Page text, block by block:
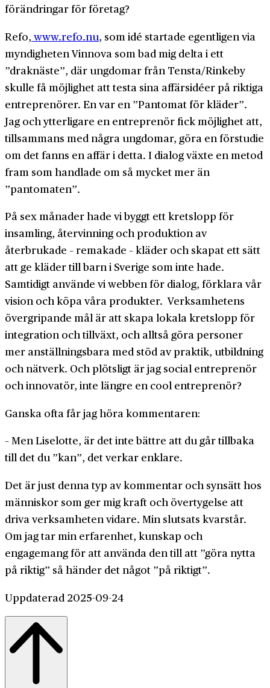
förändringar för företag?
Refo, www.refo.nu, som idé startade egentligen via
myndigheten Vinnova som bad mig delta i ett
”draknäste”, där ungdomar från Tensta/Rinkeby
skulle få möjlighet att testa sina affärsidéer på riktiga
entreprenörer. En var en ”Pantomat för kläder”.
Jag och ytterligare en entreprenör fick möjlighet att,
tillsammans med några ungdomar, göra en förstudie
om det fanns en affär i detta. I dialog växte en metod
fram som handlade om så mycket mer än
”pantomaten”.
På sex månader hade vi byggt ett kretslopp för
insamling, återvinning och produktion av
återbrukade – remakade – kläder och skapat ett sätt
att ge kläder till barn i Sverige som inte hade.
Samtidigt använde vi webben för dialog, förklara vår
vision och köpa våra produkter. Verksamhetens
övergripande mål är att skapa lokala kretslopp för
integration och tillväxt, och alltså göra personer
mer anställningsbara med stöd av praktik, utbildning
och nätverk. Och plötsligt är jag social entreprenör
och innovatör, inte längre en cool entreprenör?
Ganska ofta får jag höra kommentaren:
– Men Liselotte, är det inte bättre att du går tillbaka
till det du ”kan”, det verkar enklare.
Det är just denna typ av kommentar och synsätt hos
människor som ger mig kraft och övertygelse att
driva verksamheten vidare. Min slutsats kvarstår.
Om jag tar min erfarenhet, kunskap och
engagemang för att använda den till att ”göra nytta
på riktig” så händer det något ”på riktigt”.
Uppdaterad 2025-09-24